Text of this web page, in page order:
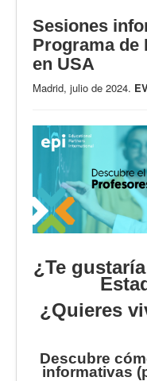
Sesiones
Programa de
en USA
Madrid, julio de 2024.
¿Te
¿Quieres
Descubre
informativas